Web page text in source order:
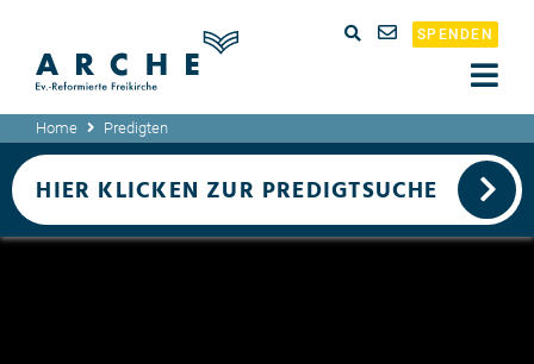
SPENDEN
Home Predigten
HIER KLICKEN ZUR PREDIGTSUCHE